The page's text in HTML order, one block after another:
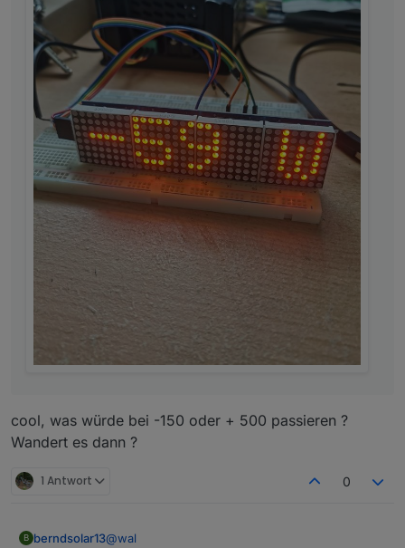
cool, was würde bei -150 oder + 500 passieren ?
Wandert es dann ?
1 Antwort 0
B berndsolar13@wal